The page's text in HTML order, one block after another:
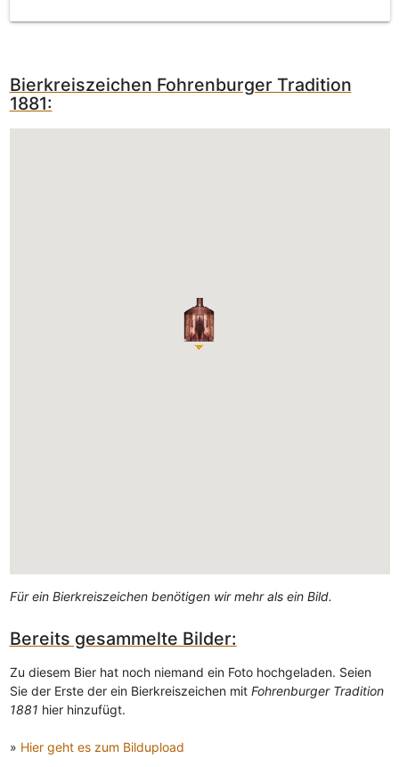
Bierkreiszeichen Fohrenburger Tradition
1881:
Für ein Bierkreiszeichen benötigen wir mehr als ein Bild.
Bereits gesammelte Bilder:
Zu diesem Bier hat noch niemand ein Foto hochgeladen. Seien
Sie der Erste der ein Bierkreiszeichen mit Fohrenburger Tradition
1881 hier hinzufügt.
» Hier geht es zum Bildupload